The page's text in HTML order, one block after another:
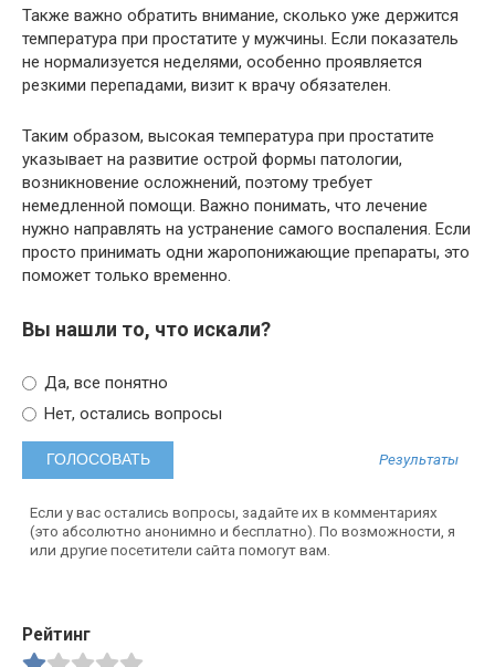
Также важно обратить внимание, сколько уже держится
температура при простатите у мужчины. Если показатель
не нормализуется неделями, особенно проявляется
резкими перепадами, визит к врачу обязателен.
Таким образом, высокая температура при простатите
указывает на развитие острой формы патологии,
возникновение осложнений, поэтому требует
немедленной помощи. Важно понимать, что лечение
нужно направлять на устранение самого воспаления. Если
просто принимать одни жаропонижающие препараты, это
поможет только временно.
Вы нашли то, что искали?
Да, все понятно
Нет, остались вопросы
Результаты
Если у вас остались вопросы, задайте их в комментариях
(это абсолютно анонимно и бесплатно). По возможности, я
или другие посетители сайта помогут вам.
Рейтинг